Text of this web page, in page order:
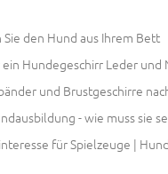
den Hund aus Ihrem Bett
Hundegeschirr Leder und
und Brustgeschirre
- wie muss sie
für Spielzeuge |